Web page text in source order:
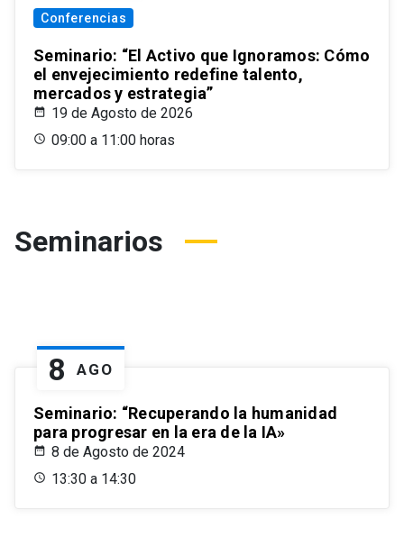
Conferencias
Seminario: “El Activo que Ignoramos: Cómo
el envejecimiento redefine talento,
mercados y estrategia”
19 de Agosto de 2026
09:00 a 11:00 horas
Seminarios
8 AGO
Seminario: “Recuperando la humanidad
para progresar en la era de la IA»
8 de Agosto de 2024
13:30 a 14:30